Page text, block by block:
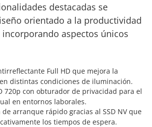
destacadas se
orientado a la productividad
aspectos únicos
Full HD que mejora la
distintas condiciones de iluminación.
720p con obturador de privacidad para el
en entornos laborales.
de arranque rápido gracias al SSD NV que
los tiempos de espera.